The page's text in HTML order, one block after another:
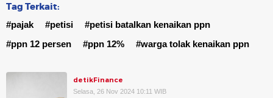
Tag Terkait:
#pajak #petisi
#petisi batalkan kenaikan ppn
#ppn 12 persen
#ppn 12% #warga tolak kenaikan ppn
detikFinance
Selasa, 26 Nov 2024 10:11 WIB